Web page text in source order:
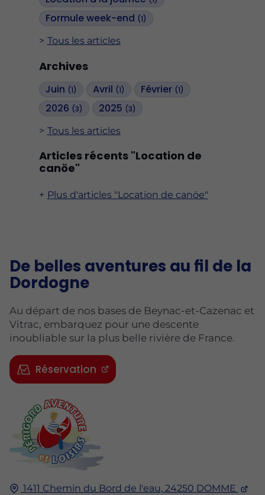
Formule week-end (1)
Tous les articles
Archives
Juin (1) Avril (1) Février (1)
2026 (3) 2025 (3)
Tous les articles
Articles récents "Location de
canöe"
Plus d'articles "Location de canöe"
1411 Chemin du Bord de l'eau, 24250 DOMME
De belles aventures au fil de la
Dordogne
Au départ de nos bases de Beynac-et-Cazenac et
Vitrac, embarquez pour une descente
inoubliable sur la plus belle rivière de France.
Réservation